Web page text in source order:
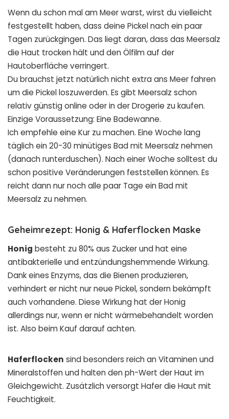
Wenn du schon mal am Meer warst, wirst du vielleicht
festgestellt haben, dass deine Pickel nach ein paar
Tagen zurückgingen. Das liegt daran, dass das Meersalz
die Haut trocken hält und den Ölfilm auf der
Hautoberfläche verringert.
Du brauchst jetzt natürlich nicht extra ans Meer fahren
um die Pickel loszuwerden. Es gibt Meersalz schon
relativ günstig online oder in der Drogerie zu kaufen.
Einzige Voraussetzung: Eine Badewanne.
Ich empfehle eine Kur zu machen. Eine Woche lang
täglich ein 20-30 minütiges Bad mit Meersalz nehmen
(danach runterduschen). Nach einer Woche solltest du
schon positive Veränderungen feststellen können. Es
reicht dann nur noch alle paar Tage ein Bad mit
Meersalz zu nehmen.
Geheimrezept: Honig & Haferflocken Maske
Honig besteht zu 80% aus Zucker und hat eine
antibakterielle und entzündungshemmende Wirkung.
Dank eines Enzyms, das die Bienen produzieren,
verhindert er nicht nur neue Pickel, sondern bekämpft
auch vorhandene. Diese Wirkung hat der Honig
allerdings nur, wenn er nicht wärmebehandelt worden
ist. Also beim Kauf darauf achten.
Haferflocken sind besonders reich an Vitaminen und
Mineralstoffen und halten den ph-Wert der Haut im
Gleichgewicht. Zusätzlich versorgt Hafer die Haut mit
Feuchtigkeit.